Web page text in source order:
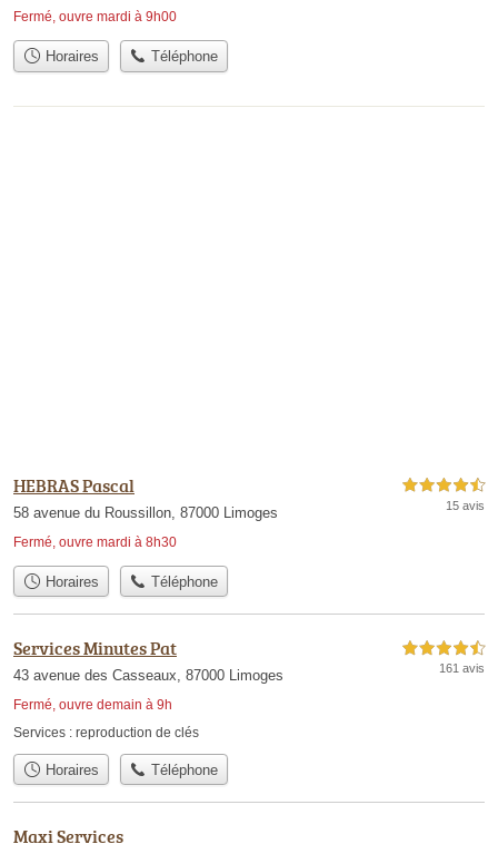
Fermé, ouvre mardi à 9h00
Horaires Téléphone
HEBRAS Pascal
58 avenue du Roussillon, 87000 Limoges
Fermé, ouvre mardi à 8h30
4,5 étoiles sur 5
15 avis
Horaires Téléphone
Services Minutes Pat
43 avenue des Casseaux, 87000 Limoges
Fermé, ouvre demain à 9h
4,5 étoiles sur 5
161 avis
Services : reproduction de clés
Horaires Téléphone
Maxi Services